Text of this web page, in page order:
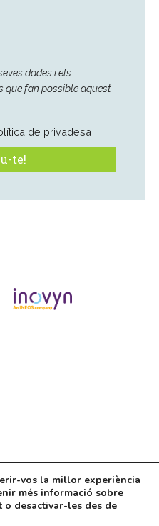
dades i els
que fan possible aquest
de privadesa
vos la millor experiència
més informació sobre
desactivar-les des de